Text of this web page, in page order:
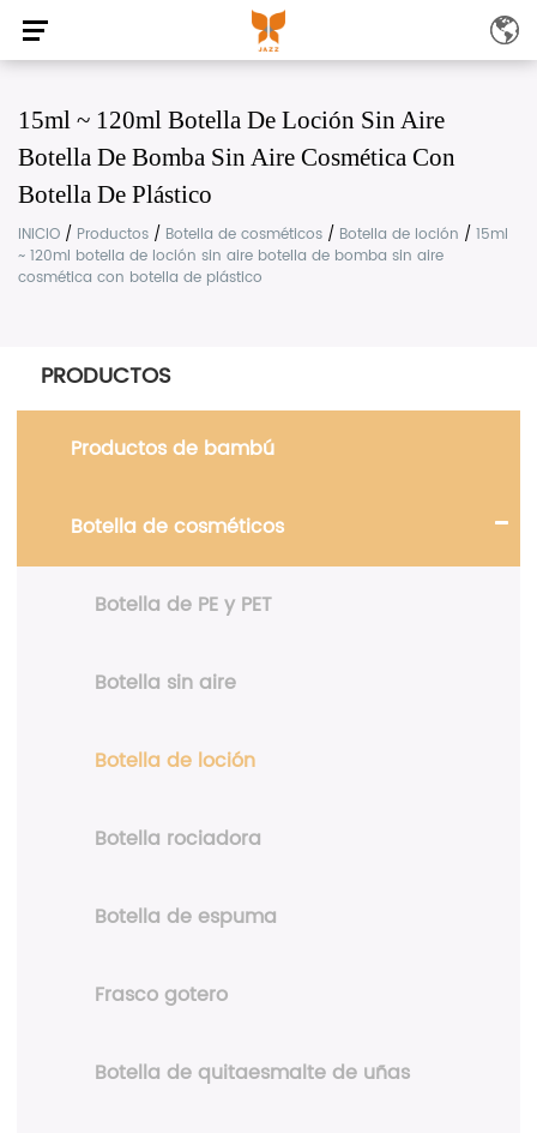
15ml ~ 120ml Botella De Loción Sin Aire
Botella De Bomba Sin Aire Cosmética Con
Botella De Plástico
INICIO / Productos / Botella de cosméticos / Botella de loción / 15ml
~ 120ml botella de loción sin aire botella de bomba sin aire
cosmética con botella de plástico
PRODUCTOS
Productos de bambú
Botella de cosméticos
Botella de PE y PET
Botella sin aire
Botella de loción
Botella rociadora
Botella de espuma
Frasco gotero
Botella de quitaesmalte de uñas